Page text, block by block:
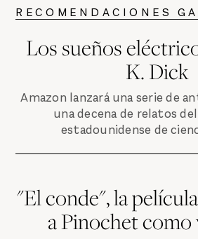
RECOMENDACIONES
Los sueños
K. Dick
Amazon lanzará una serie de
una decena de relatos
estadounidense de
"El conde", la
a Pinochet